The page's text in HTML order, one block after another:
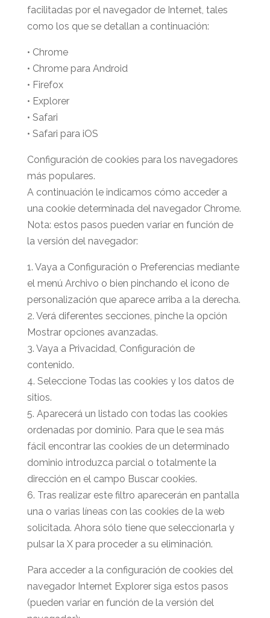
facilitadas por el navegador de Internet, tales
como los que se detallan a continuación:
• Chrome
• Chrome para Android
• Firefox
• Explorer
• Safari
• Safari para iOS
Configuración de cookies para los navegadores
más populares.
A continuación le indicamos cómo acceder a
una cookie determinada del navegador Chrome.
Nota: estos pasos pueden variar en función de
la versión del navegador:
1. Vaya a Configuración o Preferencias mediante
el menú Archivo o bien pinchando el icono de
personalización que aparece arriba a la derecha.
2. Verá diferentes secciones, pinche la opción
Mostrar opciones avanzadas.
3. Vaya a Privacidad, Configuración de
contenido.
4. Seleccione Todas las cookies y los datos de
sitios.
5. Aparecerá un listado con todas las cookies
ordenadas por dominio. Para que le sea más
fácil encontrar las cookies de un determinado
dominio introduzca parcial o totalmente la
dirección en el campo Buscar cookies.
6. Tras realizar este filtro aparecerán en pantalla
una o varias líneas con las cookies de la web
solicitada. Ahora sólo tiene que seleccionarla y
pulsar la X para proceder a su eliminación.
Para acceder a la configuración de cookies del
navegador Internet Explorer siga estos pasos
(pueden variar en función de la versión del